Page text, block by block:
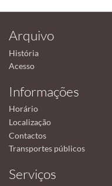
Arquivo
História
Acesso
Informações
Horário
Localização
Contactos
Transportes públicos
Serviços